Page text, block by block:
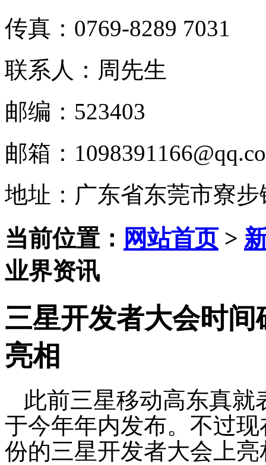
传真：0769-8289 7031
联系人：周先生
邮编：523403
邮箱：
地址：广东省东莞市寮
当前位置： 网站首页>
业界资讯
三星开发者大会时
亮相
此前三星移动高东真
于今年年内发布。不过
份的三星开发者大会上